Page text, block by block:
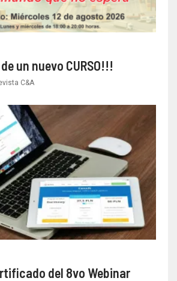
un nuevo CURSO!!!
C&A
del 8vo Webinar